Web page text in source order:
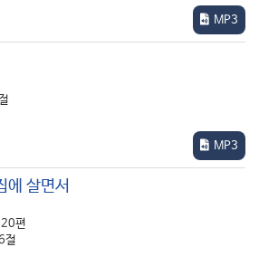
한 ‘오병이어’의 사건을 통해 배울 수
절에 “41예수께서 떡 다섯 개와 물고기
우러러 축사하시고 떡을 떼어 제자들에게
게 하시고 또 물고기 두 마리도 모든
배불리 먹고 43남은 떡 조각과 물고기를
습니다.
절에 나타나는 장면, 바로 예수님께서
맞추어 보고자 합니다.
고파서 밥 먹고 싶은 생각만 간절한 사람이
MP3
MP3
에 살면서
편
절